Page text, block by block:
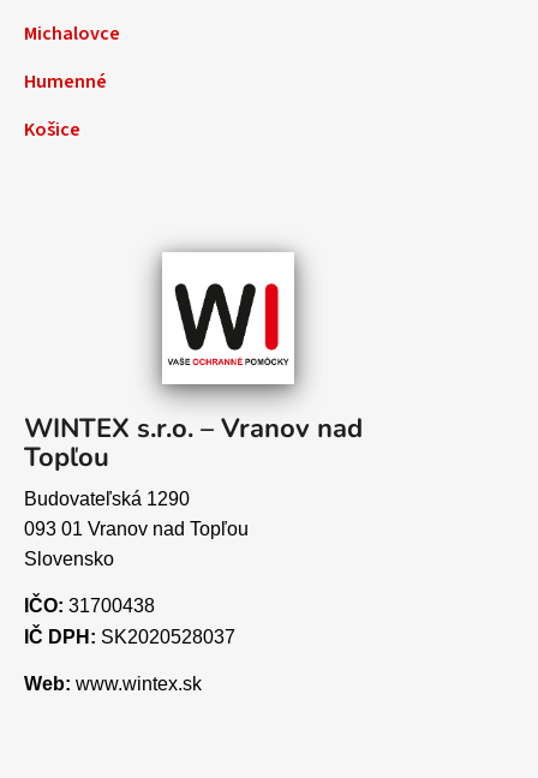
Michalovce
Humenné
Košice
WINTEX s.r.o. – Vranov nad
Topľou
Budovateľská 1290
093 01 Vranov nad Topľou
Slovensko
IČO: 31700438
IČ DPH: SK2020528037
Web: www.wintex.sk